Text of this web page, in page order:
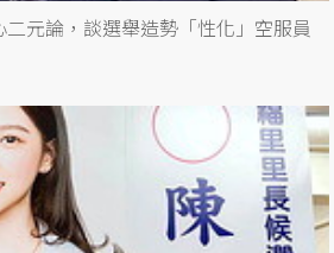
元論，談選舉造勢「性化」空服員